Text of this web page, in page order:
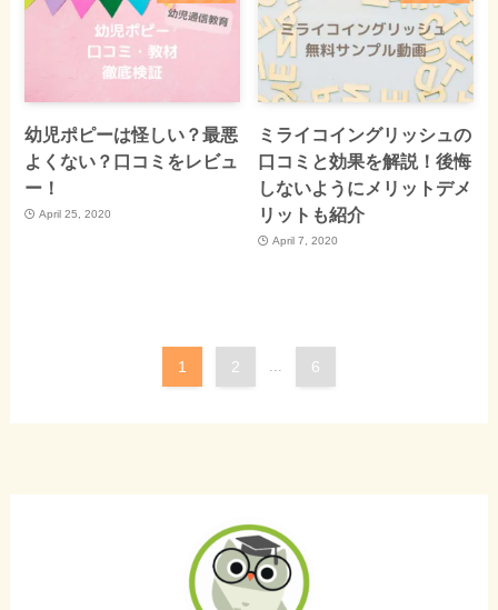
幼児ポピーは怪しい？最悪
よくない？口コミをレビュ
ー！
April 25, 2020
ミライコイングリッシュの
口コミと効果を解説！後悔
しないようにメリットデメ
リットも紹介
April 7, 2020
1 2 ... 6